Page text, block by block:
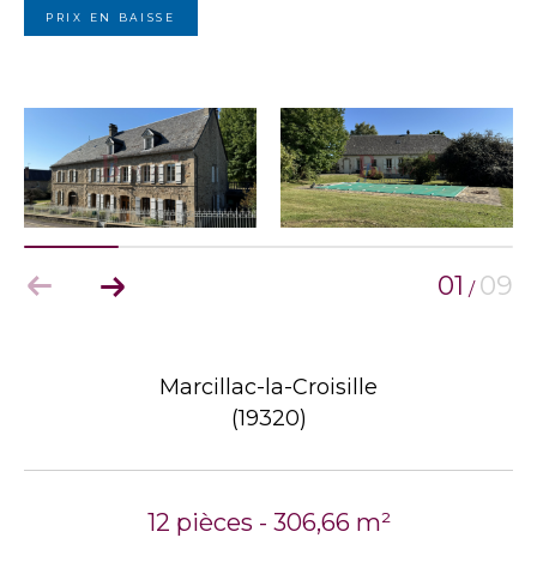
PRIX EN BAISSE
01 / 09
Marcillac-la-Croisille
(19320)
12 pièces - 306,66 m²